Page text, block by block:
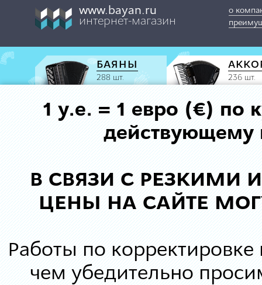
www.bayan.ru
интернет-магазин
о
БАЯНЫ
288 шт. 236 шт.
1 у.е. = 1 евро (€) по
действующему
В СВЯЗИ С РЕЗКИМИ
ЦЕНЫ НА САЙТЕ
Работы по корректировке
чем убедительно